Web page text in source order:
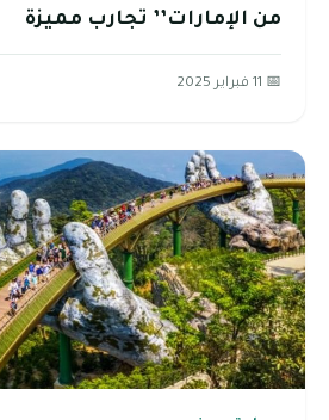
من الإمارات’’ تجارب مميزة
📅 11 فبراير 2025